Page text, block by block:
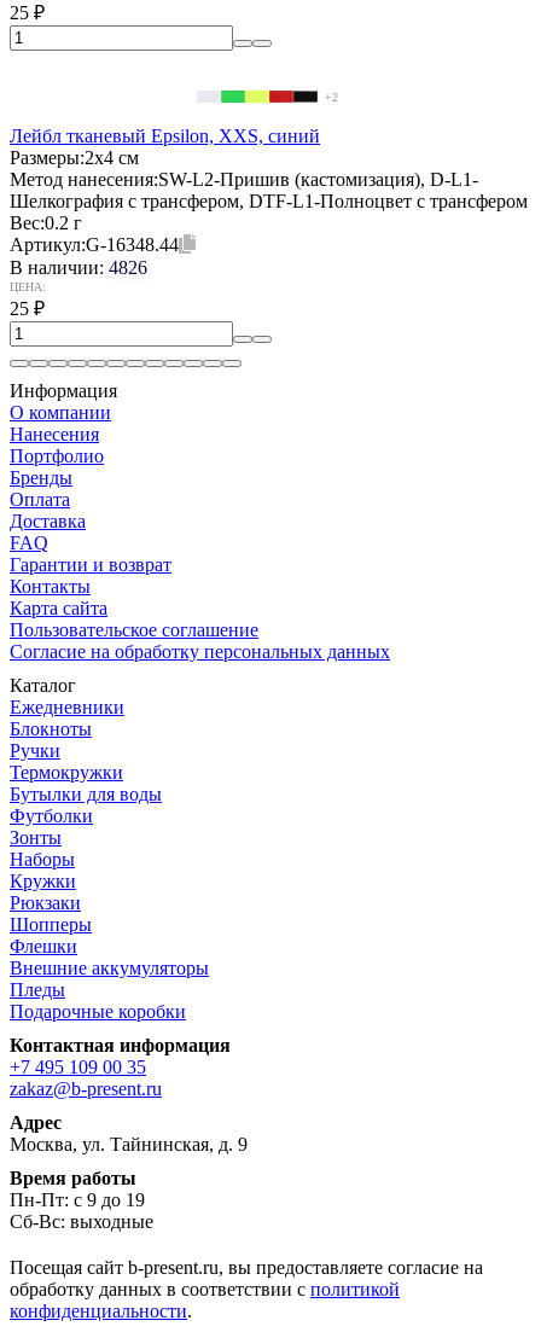
25 ₽
+2
Лейбл тканевый Epsilon, XXS, синий
Размеры:2х4 см
Метод нанесения:SW-L2-Пришив (кастомизация), D-L1-
Шелкография с трансфером, DTF-L1-Полноцвет с трансфером
Вес:0.2 г
Артикул:G-16348.44
В наличии: 4826
ЦЕНА:
25 ₽
Информация
О компании
Нанесения
Портфолио
Бренды
Оплата
Доставка
FAQ
Гарантии и возврат
Контакты
Карта сайта
Пользовательское соглашение
Согласие на обработку персональных данных
Каталог
Ежедневники
Блокноты
Ручки
Термокружки
Бутылки для воды
Футболки
Зонты
Наборы
Кружки
Рюкзаки
Шопперы
Флешки
Внешние аккумуляторы
Пледы
Подарочные коробки
Контактная информация
+7 495 109 00 35
zakaz@b-present.ru
Адрес
Москва, ул. Тайнинская, д. 9
Время работы
Пн-Пт: с 9 до 19
Сб-Вс: выходные
Посещая сайт b-present.ru, вы предоставляете согласие на
обработку данных в соответствии с политикой
конфиденциальности.